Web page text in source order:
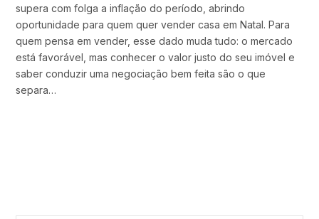
supera com folga a inflação do período, abrindo
oportunidade para quem quer vender casa em Natal. Para
quem pensa em vender, esse dado muda tudo: o mercado
está favorável, mas conhecer o valor justo do seu imóvel e
saber conduzir uma negociação bem feita são o que
separa…